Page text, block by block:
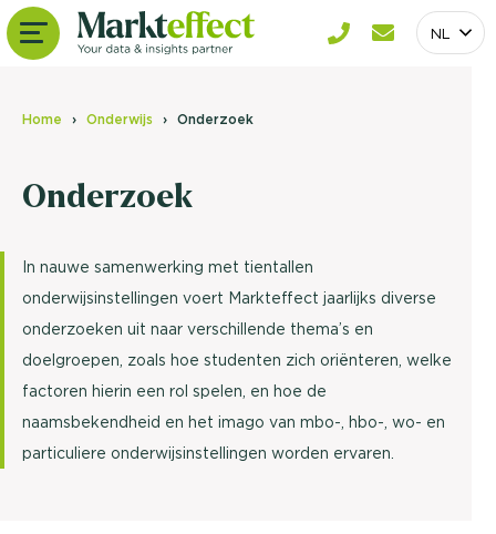
NL
Home Onderwijs Onderzoek
Onderzoek
In nauwe samenwerking met tientallen
onderwijsinstellingen voert Markteffect jaarlijks diverse
onderzoeken uit naar verschillende thema’s en
doelgroepen, zoals hoe studenten zich oriënteren, welke
factoren hierin een rol spelen, en hoe de
naamsbekendheid en het imago van mbo-, hbo-, wo- en
particuliere onderwijsinstellingen worden ervaren.